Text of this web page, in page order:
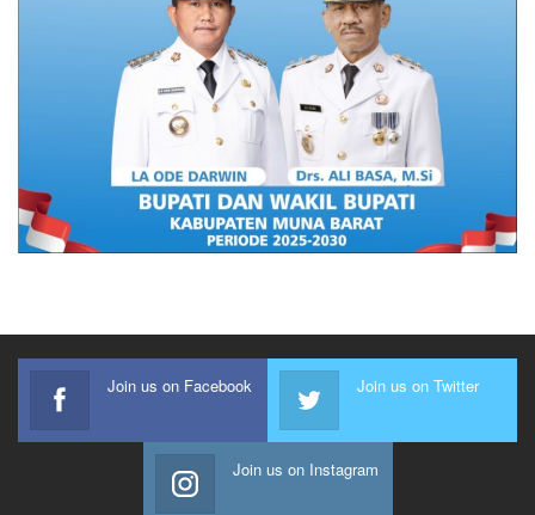
Join us on Facebook Join us on Twitter
Join us on Instagram